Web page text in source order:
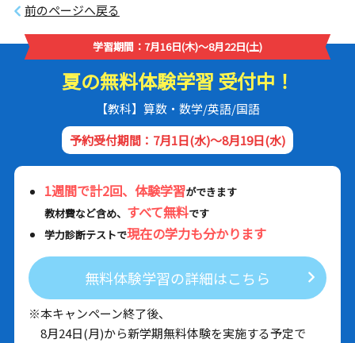
前のページへ戻る
学習期間：7月16日(木)～8月22日(土)
夏の無料体験学習 受付中！
【教科】算数・数学/英語/国語
予約受付期間：7月1日(水)～8月19日(水)
1週間で計2回、体験学習ができます
教材費など含め、 すべて無料です
学力診断テストで現在の学力も分かります
無料体験学習の詳細はこちら
※本キャンペーン終了後、
8月24日(月)から新学期無料体験を実施する予定で